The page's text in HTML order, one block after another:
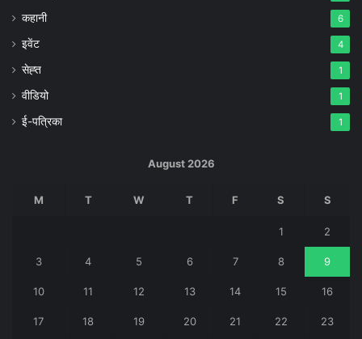
कहानी 6
इवेंट 4
सेह्त 1
वीडियो 1
ई-पत्रिका 1
August 2026
M T W T F S S
1 2
3 4 5 6 7 8 9
10 11 12 13 14 15 16
17 18 19 20 21 22 23